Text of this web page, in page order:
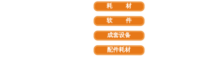
耗 材
软 件
成套设备
配件耗材